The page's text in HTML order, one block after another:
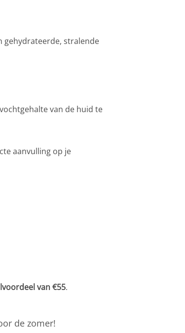
gehydrateerde, stralende
van de huid te
aanvulling op je
van €55.
de zomer!